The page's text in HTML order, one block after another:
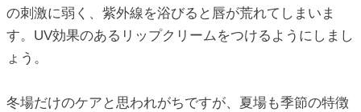
の刺激に弱く、紫外線を浴びると唇が荒れてしまいま
す。UV効果のあるリップクリームをつけるようにしまし
ょう。
冬場だけのケアと思われがちですが、夏場も季節の特徴